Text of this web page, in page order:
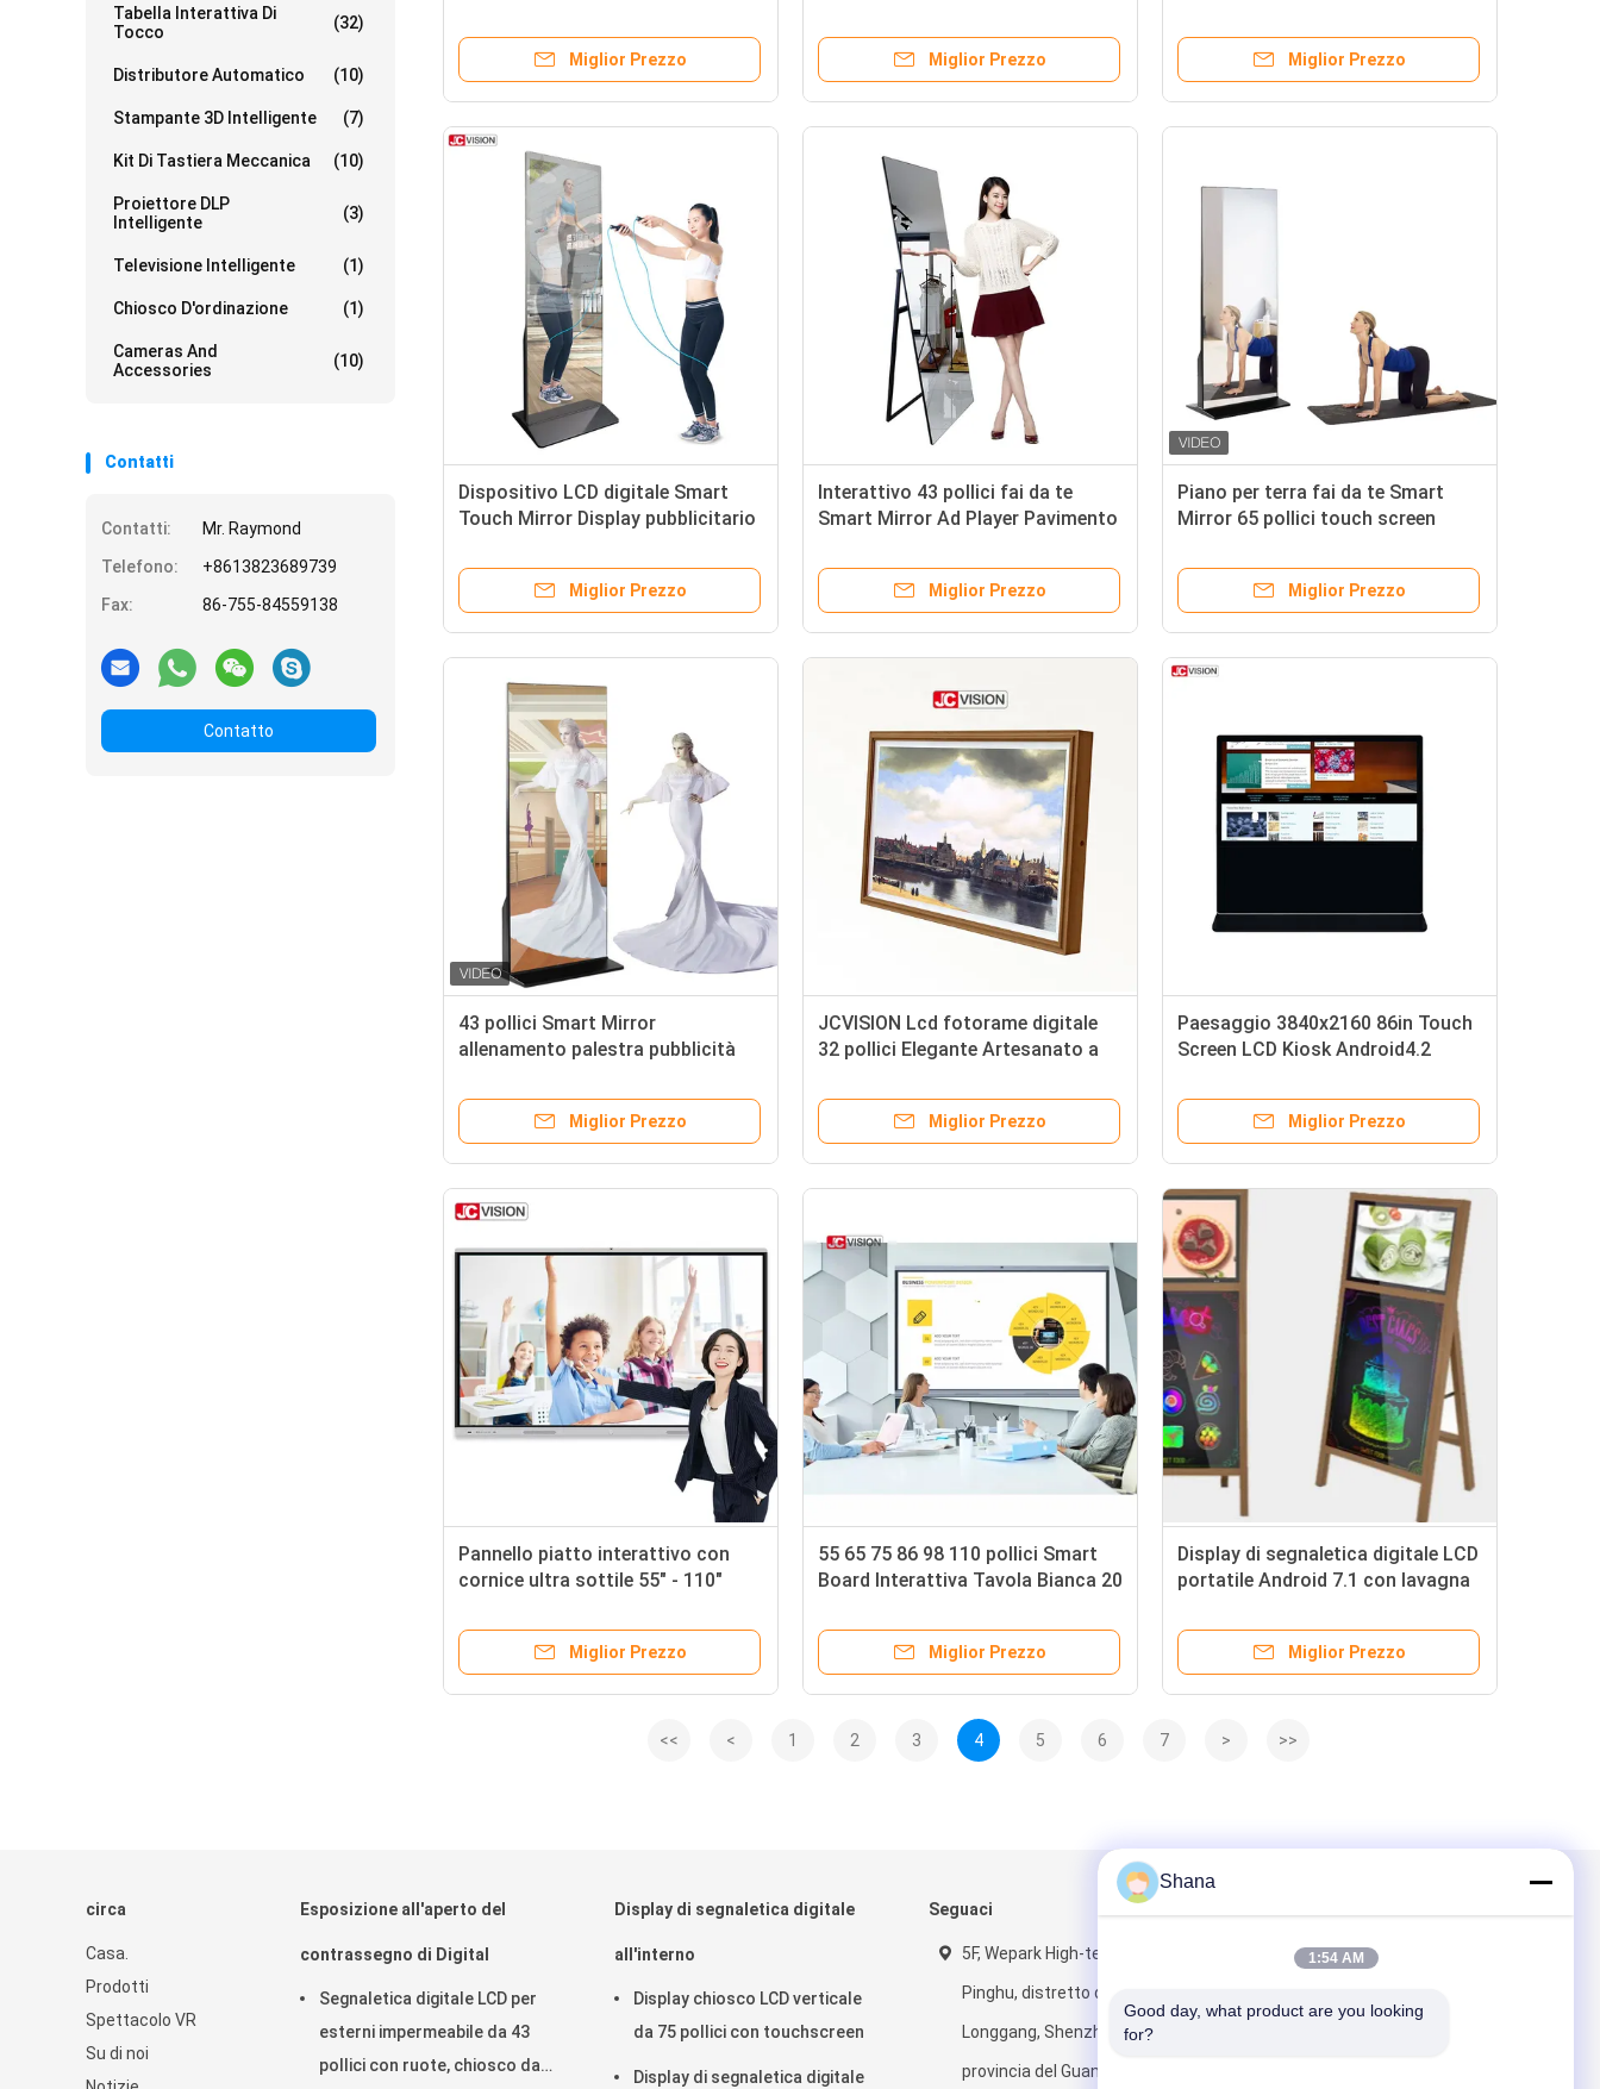
Tabella Interattiva Di
Tocco
(32)
Distributore Automatico (10)
Stampante 3D Intelligente (7)
Kit Di Tastiera Meccanica (10)
Proiettore DLP
Intelligente
(3)
Televisione Intelligente (1)
Chiosco D'ordinazione (1)
Cameras And
Accessories
(10)
Contatti
Contatti:
Mr. Raymond
Telefono:
+8613823689739
Fax:
86-755-84559138
Contatto
Miglior Prezzo Miglior Prezzo
dettaglio
Miglior Prezzo
Dispositivo LCD digitale Smart
Touch Mirror Display pubblicitario
Miglior Prezzo
Interattivo 43 pollici fai da te
Smart Mirror Ad Player Pavimento
Miglior Prezzo
Piano per terra fai da te Smart
Mirror 65 pollici touch screen
Miglior Prezzo
43 pollici Smart Mirror
allenamento palestra pubblicità
Miglior Prezzo
JCVISION Lcd fotorame digitale
32 pollici Elegante Artesanato a
Miglior Prezzo
Paesaggio 3840x2160 86in Touch
Screen LCD Kiosk Android4.2
Miglior Prezzo
Pannello piatto interattivo con
cornice ultra sottile 55" - 110"
l'istruzione
Miglior Prezzo
55 65 75 86 98 110 pollici Smart
Board Interattiva Tavola Bianca 20
Miglior Prezzo
Display di segnaletica digitale LCD
portatile Android 7.1 con lavagna
Miglior Prezzo
<< < 1 2 3 4 5 6 7 > >>
circa
Casa.
Prodotti
Spettacolo VR
Su di noi
Esposizione all'aperto del
contrassegno di Digital
Segnaletica digitale LCD per
esterni impermeabile da 43
pollici con ruote, chiosco da
Display di segnaletica digitale
all'interno
Display chiosco LCD verticale
da 75 pollici con touchscreen
Display di segnaletica digitale
Seguaci
5F, Wepark High-tech part,
Pinghu, distretto di
Longgang, Shenzhen,
provincia del Guangdong,
Shana
1:54 AM
Good day, what product are you looking
for?